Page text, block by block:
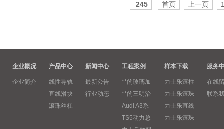
245 首页 上一页
企业概况
企业简介
产品中心
线性导轨
直线滑块
滚珠丝杠
新闻中心
最新公告
行业动态
工程案例
**的玻璃加
**的三明治
Audi A3系
TS5动力总
样本下载
力士乐滚柱
力士乐滚珠
力士乐直线
力士乐滚珠
服务
在线
联系